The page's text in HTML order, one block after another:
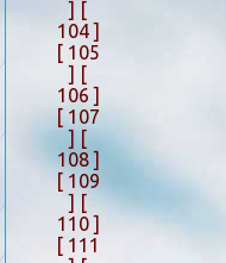
] [
104 ]
[ 105
] [
106 ]
[ 107
] [
108 ]
[ 109
] [
110 ]
[ 111